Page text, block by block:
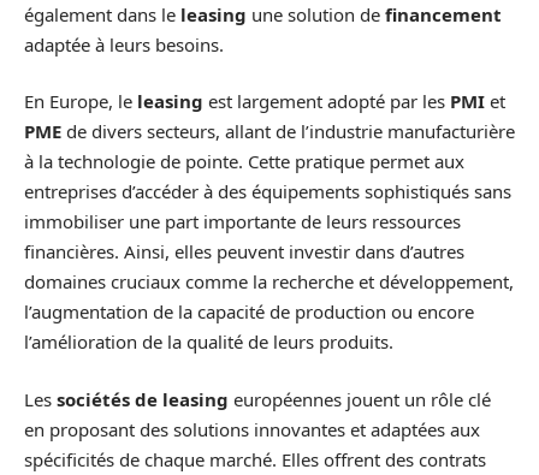
également dans le leasing une solution de financement
adaptée à leurs besoins.
En Europe, le leasing est largement adopté par les PMI et
PME de divers secteurs, allant de l’industrie manufacturière
à la technologie de pointe. Cette pratique permet aux
entreprises d’accéder à des équipements sophistiqués sans
immobiliser une part importante de leurs ressources
financières. Ainsi, elles peuvent investir dans d’autres
domaines cruciaux comme la recherche et développement,
l’augmentation de la capacité de production ou encore
l’amélioration de la qualité de leurs produits.
Les sociétés de leasing européennes jouent un rôle clé
en proposant des solutions innovantes et adaptées aux
spécificités de chaque marché. Elles offrent des contrats